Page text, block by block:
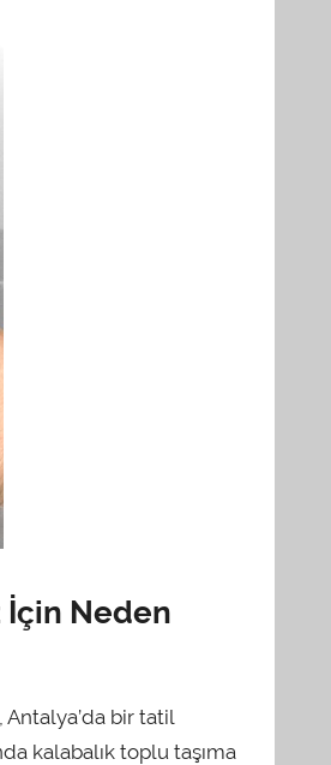
İçin Neden
bir tatil
kalabalık toplu taşıma